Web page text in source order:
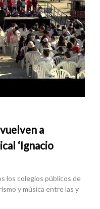
a
‘Ignacio
los colegios públicos de
y música entre las y